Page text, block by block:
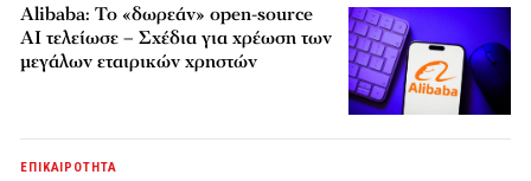
Alibaba: Το «δωρεάν» open-source
AI τελείωσε – Σχέδια για χρέωση των
μεγάλων εταιρικών χρηστών
ΕΠΙΚΑΙΡΟΤΗΤΑ